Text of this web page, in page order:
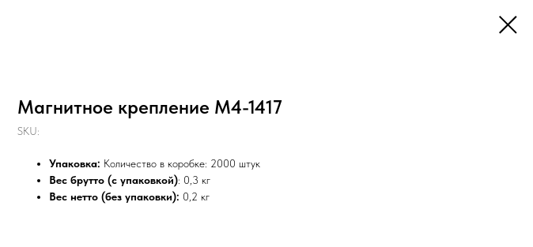
Магнитное крепление M4-1417
SKU:
Упаковка: Количество в коробке: 2000 штук
Вес брутто (с упаковкой): 0,3 кг
Вес нетто (без упаковки): 0,2 кг